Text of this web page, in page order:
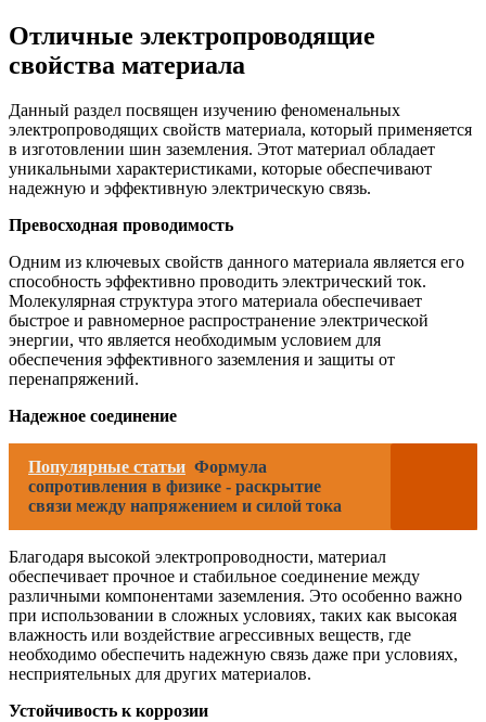
Отличные электропроводящие
свойства материала
Данный раздел посвящен изучению феноменальных
электропроводящих свойств материала, который применяется
в изготовлении шин заземления. Этот материал обладает
уникальными характеристиками, которые обеспечивают
надежную и эффективную электрическую связь.
Превосходная проводимость
Одним из ключевых свойств данного материала является его
способность эффективно проводить электрический ток.
Молекулярная структура этого материала обеспечивает
быстрое и равномерное распространение электрической
энергии, что является необходимым условием для
обеспечения эффективного заземления и защиты от
перенапряжений.
Надежное соединение
Популярные статьи Формула
сопротивления в физике - раскрытие
связи между напряжением и силой тока
Благодаря высокой электропроводности, материал
обеспечивает прочное и стабильное соединение между
различными компонентами заземления. Это особенно важно
при использовании в сложных условиях, таких как высокая
влажность или воздействие агрессивных веществ, где
необходимо обеспечить надежную связь даже при условиях,
несприятельных для других материалов.
Устойчивость к коррозии